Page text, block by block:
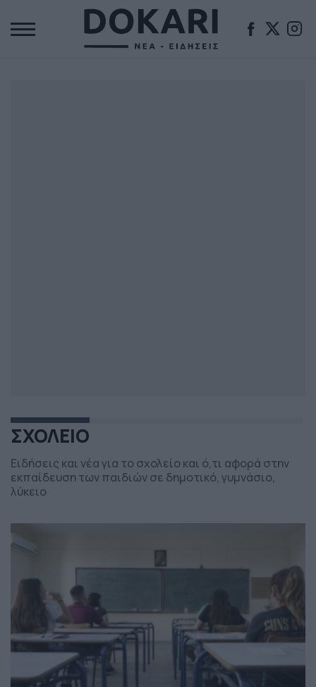
ΣΧΟΛΕΙΟ
Ειδήσεις και νέα για το σχολείο και ό,τι αφορά στην
εκπαίδευση των παιδιών σε δημοτικό, γυμνάσιο,
λύκειο